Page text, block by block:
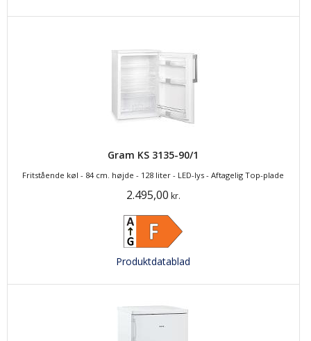
Gram KS 3135-90/1
Fritstående køl - 84 cm. højde - 128 liter - LED-lys - Aftagelig Top-plade
2.495,00 kr.
Produktdatablad